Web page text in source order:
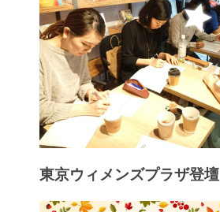
東京ウィメンズプラザ登壇